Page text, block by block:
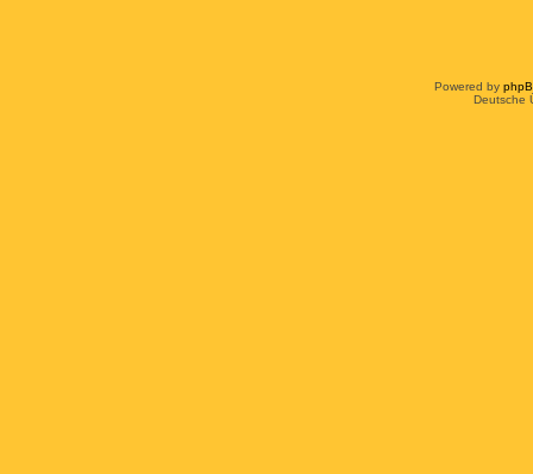
Powered by
Deutsche